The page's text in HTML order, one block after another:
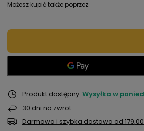
Możesz kupić także poprzez:
Produkt dostępny Wysyłka w
30 dni na zwrot
Darmowa i szybka dostawa od